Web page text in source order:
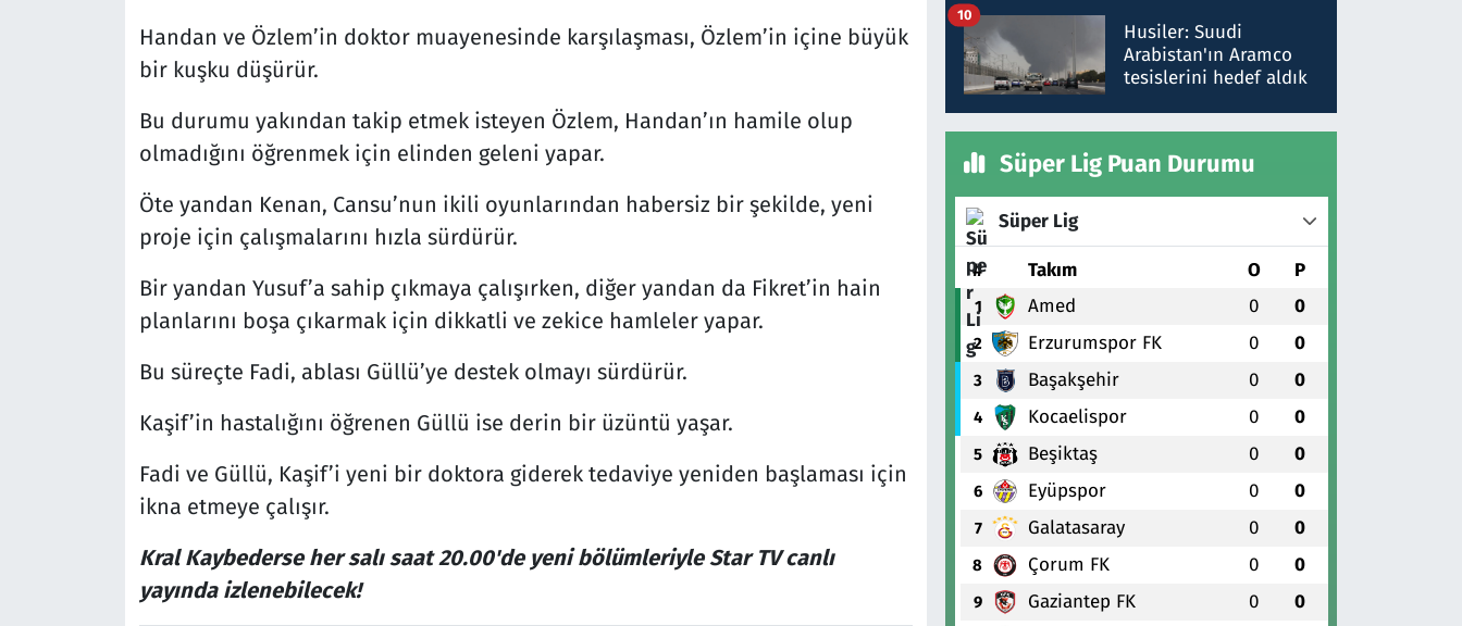
Handan ve Özlem’in doktor muayenesinde karşılaşması, Özlem’in içine büyük
bir kuşku düşürür.
Bu durumu yakından takip etmek isteyen Özlem, Handan’ın hamile olup
olmadığını öğrenmek için elinden geleni yapar.
Öte yandan Kenan, Cansu’nun ikili oyunlarından habersiz bir şekilde, yeni
proje için çalışmalarını hızla sürdürür.
Bir yandan Yusuf’a sahip çıkmaya çalışırken, diğer yandan da Fikret’in hain
planlarını boşa çıkarmak için dikkatli ve zekice hamleler yapar.
Bu süreçte Fadi, ablası Güllü’ye destek olmayı sürdürür.
Kaşif’in hastalığını öğrenen Güllü ise derin bir üzüntü yaşar.
Fadi ve Güllü, Kaşif’i yeni bir doktora giderek tedaviye yeniden başlaması için
ikna etmeye çalışır.
Kral Kaybederse her salı saat 20.00'de yeni bölümleriyle Star TV canlı
yayında izlenebilecek!
talimat verdi, ben
gönderdim
Husiler: Suudi
Arabistan'ın Aramco
tesislerini hedef aldık
10
Süper Lig Puan Durumu
Süper Lig
# Takım O P
1 Amed 0 0
2 Erzurumspor FK 0 0
3 Başakşehir 0 0
4 Kocaelispor 0 0
5 Beşiktaş 0 0
6 Eyüpspor 0 0
7 Galatasaray 0 0
8 Çorum FK 0 0
9 Gaziantep FK 0 0